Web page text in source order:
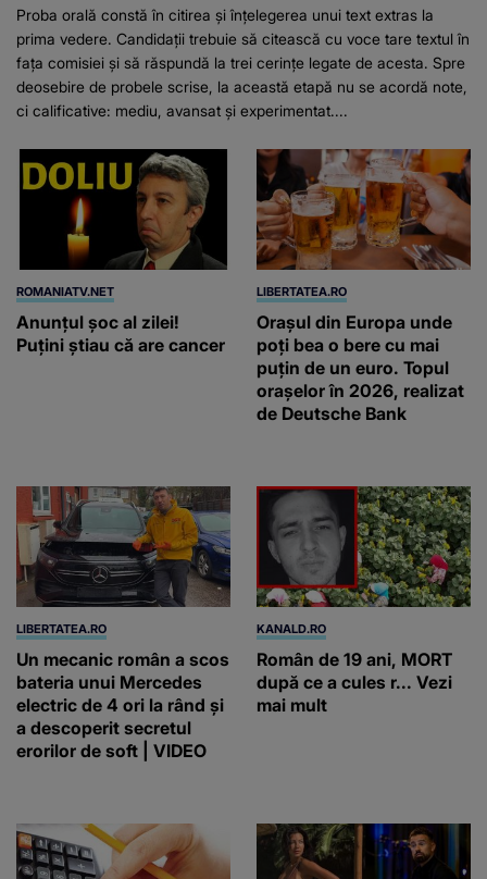
Proba orală constă în citirea și înțelegerea unui text extras la
prima vedere. Candidații trebuie să citească cu voce tare textul în
fața comisiei și să răspundă la trei cerințe legate de acesta. Spre
deosebire de probele scrise, la această etapă nu se acordă note,
ci calificative: mediu, avansat și experimentat....
ROMANIATV.NET
Anunţul şoc al zilei!
Puţini ştiau că are cancer
LIBERTATEA.RO
Orașul din Europa unde
poți bea o bere cu mai
puțin de un euro. Topul
orașelor în 2026, realizat
de Deutsche Bank
LIBERTATEA.RO
Un mecanic român a scos
bateria unui Mercedes
electric de 4 ori la rând și
a descoperit secretul
erorilor de soft | VIDEO
KANALD.RO
Român de 19 ani, MORT
după ce a cules r... Vezi
mai mult